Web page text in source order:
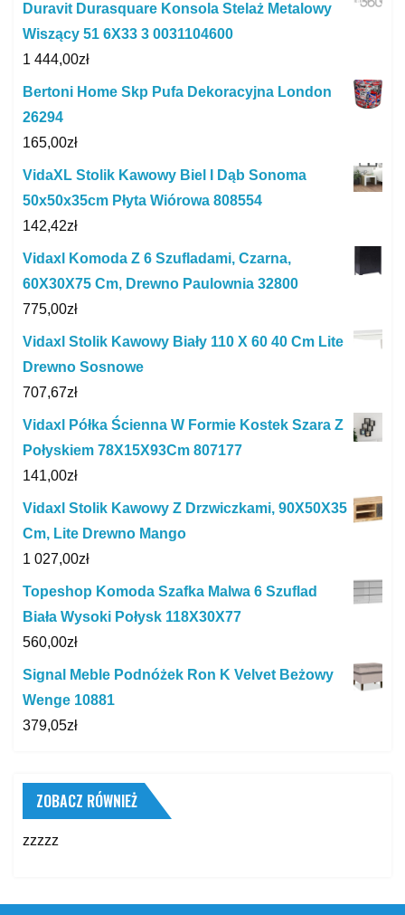
Duravit Durasquare Konsola Stelaż Metalowy
Wiszący 51 6X33 3 0031104600
1 444,00zł
Bertoni Home Skp Pufa Dekoracyjna London
26294
165,00zł
VidaXL Stolik Kawowy Biel I Dąb Sonoma
50x50x35cm Płyta Wiórowa 808554
142,42zł
Vidaxl Komoda Z 6 Szufladami, Czarna,
60X30X75 Cm, Drewno Paulownia 32800
775,00zł
Vidaxl Stolik Kawowy Biały 110 X 60 40 Cm Lite
Drewno Sosnowe
707,67zł
Vidaxl Półka Ścienna W Formie Kostek Szara Z
Połyskiem 78X15X93Cm 807177
141,00zł
Vidaxl Stolik Kawowy Z Drzwiczkami, 90X50X35
Cm, Lite Drewno Mango
1 027,00zł
Topeshop Komoda Szafka Malwa 6 Szuflad
Biała Wysoki Połysk 118X30X77
560,00zł
Signal Meble Podnóżek Ron K Velvet Beżowy
Wenge 10881
379,05zł
ZOBACZ RÓWNIEŻ
zzzzz